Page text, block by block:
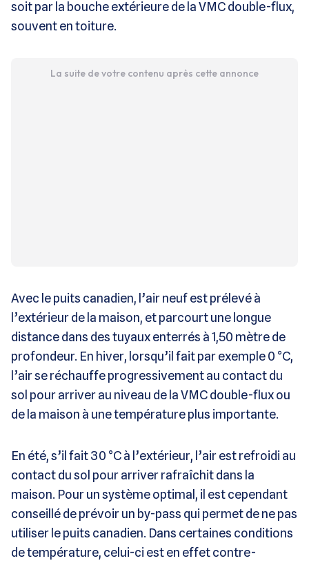
soit par la bouche extérieure de la VMC double-flux,
souvent en toiture.
La suite de votre contenu après cette annonce
Avec le puits canadien, l’air neuf est prélevé à
l’extérieur de la maison, et parcourt une longue
distance dans des tuyaux enterrés à 1,50 mètre de
profondeur. En hiver, lorsqu’il fait par exemple 0 °C,
l’air se réchauffe progressivement au contact du
sol pour arriver au niveau de la VMC double-flux ou
de la maison à une température plus importante.
En été, s’il fait 30 °C à l’extérieur, l’air est refroidi au
contact du sol pour arriver rafraîchit dans la
maison. Pour un système optimal, il est cependant
conseillé de prévoir un by-pass qui permet de ne pas
utiliser le puits canadien. Dans certaines conditions
de température, celui-ci est en effet contre-